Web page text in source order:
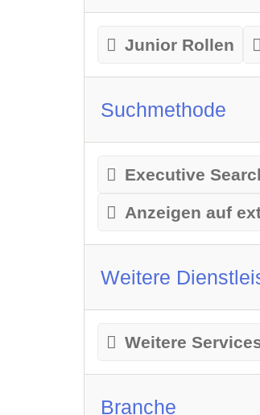
Junior Rollen
Suchmethode
Executive
Anzeigen auf
Weitere
Weitere
Branche